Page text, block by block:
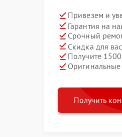
Привезем и
Гарантия на
Срочный
Скидка для
Получите
Получить